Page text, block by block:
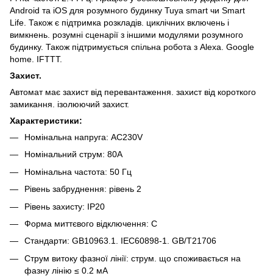
Android та iOS для розумного будинку Tuya smart чи Smart
Life. Також є підтримка розкладів. циклічних включень і
вимкнень. розумні сценарії з іншими модулями розумного
будинку. Також підтримується спільна робота з Alexa. Google
home. IFTTT.
Захист.
Автомат має захист від перевантаження. захист від короткого
замикання. ізолюючий захист.
Характеристики:
Номінальна напруга: AC230V
Номінальний струм: 80А
Номінальна частота: 50 Гц
Рівень забруднення: рівень 2
Рівень захисту: IP20
Форма миттєвого відключення: C
Стандарти: GB10963.1. IEC60898-1. GB/T21706
Струм витоку фазної лінії: струм. що споживається на
фазну лінію ≤ 0.2 мА